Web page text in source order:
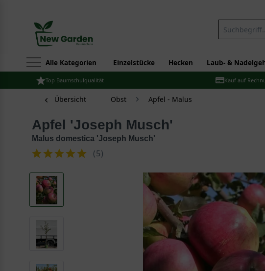
Alle Kategorien Einzelstücke Hecken Laub- &
Top Baumschulqualität Kauf auf
Übersicht Obst Apfel - Malus
Apfel 'Joseph Musch'
Malus domestica 'Joseph Musch'
(5)